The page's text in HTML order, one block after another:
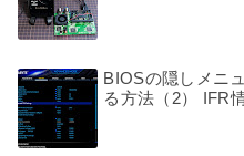
BIOSの隠しメニ
る方法（2） IFR